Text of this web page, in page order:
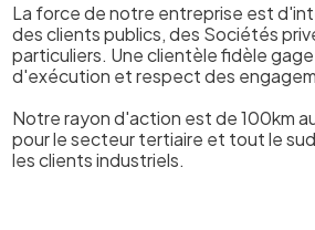
La force de notre entreprise est
des clients publics, des Sociétés
particuliers. Une clientèle fidèle
d'exécution et respect des
Notre rayon d'action est de 100km
pour le secteur tertiaire et tout le
les clients industriels.